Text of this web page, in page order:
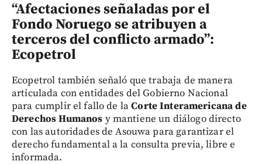
“Afectaciones señaladas por el
Fondo Noruego se atribuyen a
terceros del conflicto armado”:
Ecopetrol
Ecopetrol también señaló que trabaja de manera
articulada con entidades del Gobierno Nacional
para cumplir el fallo de laCorte Interamericana de
Derechos Humanos y mantiene un diálogo directo
con las autoridades de Asouwa para garantizar el
derecho fundamental a la consulta previa, libre e
informada.